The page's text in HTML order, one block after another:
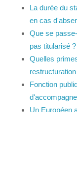
La durée du
prolongée en
Que se
pas titularisé ?
Quelles
pour
Fonction
Un Européen